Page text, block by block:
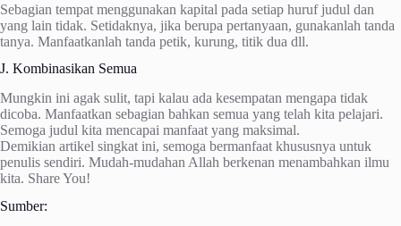
Sebagian tempat menggunakan kapital pada setiap huruf judul dan
yang lain tidak. Setidaknya, jika berupa pertanyaan, gunakanlah tanda
tanya. Manfaatkanlah tanda petik, kurung, titik dua dll.
J. Kombinasikan Semua
Mungkin ini agak sulit, tapi kalau ada kesempatan mengapa tidak
dicoba. Manfaatkan sebagian bahkan semua yang telah kita pelajari.
Semoga judul kita mencapai manfaat yang maksimal.
Demikian artikel singkat ini, semoga bermanfaat khususnya untuk
penulis sendiri. Mudah-mudahan Allah berkenan menambahkan ilmu
kita. Share You!
Sumber: